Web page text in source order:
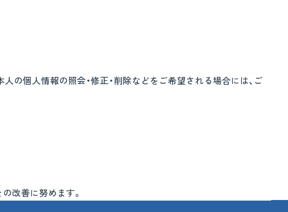
の個人情報の照会・修正・削除などをご希望される場合には、ご
改善に努めます。